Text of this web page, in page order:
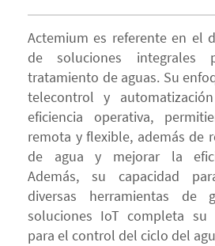
Actemium es referente en el
de soluciones integrales
tratamiento de aguas. Su
telecontrol y
eficiencia operativa,
remota y flexible, además de
de agua y mejorar la
Además, su capacidad
diversas herramientas de
soluciones IoT completa su
para el control del ciclo del